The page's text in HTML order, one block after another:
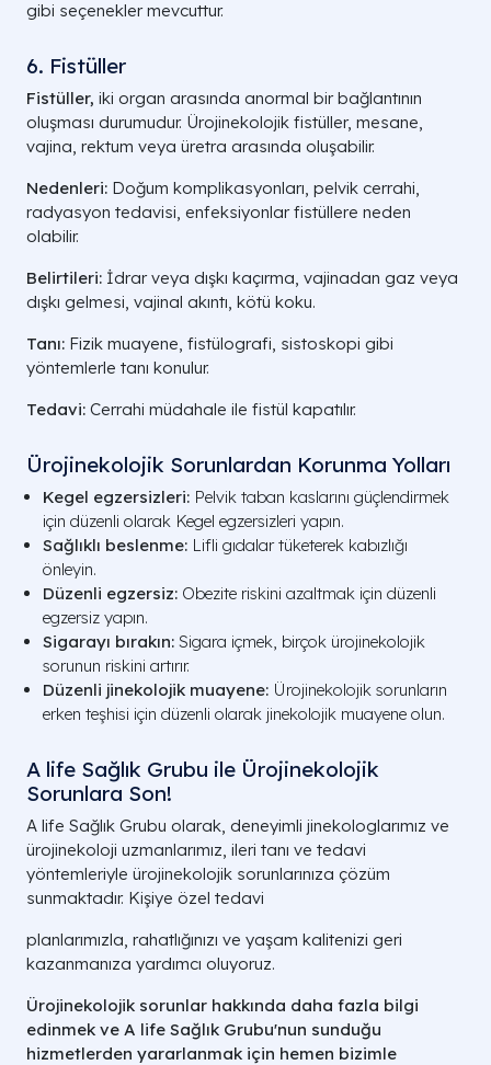
gibi seçenekler mevcuttur.
6. Fistüller
Fistüller, iki organ arasında anormal bir bağlantının
oluşması durumudur. Ürojinekolojik fistüller, mesane,
vajina, rektum veya üretra arasında oluşabilir.
Nedenleri: Doğum komplikasyonları, pelvik cerrahi,
radyasyon tedavisi, enfeksiyonlar fistüllere neden
olabilir.
Belirtileri: İdrar veya dışkı kaçırma, vajinadan gaz veya
dışkı gelmesi, vajinal akıntı, kötü koku.
Tanı: Fizik muayene, fistülografi, sistoskopi gibi
yöntemlerle tanı konulur.
Tedavi: Cerrahi müdahale ile fistül kapatılır.
Ürojinekolojik Sorunlardan Korunma Yolları
Kegel egzersizleri: Pelvik taban kaslarını güçlendirmek
için düzenli olarak Kegel egzersizleri yapın.
Sağlıklı beslenme: Lifli gıdalar tüketerek kabızlığı
önleyin.
Düzenli egzersiz: Obezite riskini azaltmak için düzenli
egzersiz yapın.
Sigarayı bırakın: Sigara içmek, birçok ürojinekolojik
sorunun riskini artırır.
Düzenli jinekolojik muayene: Ürojinekolojik sorunların
erken teşhisi için düzenli olarak jinekolojik muayene olun.
A life Sağlık Grubu ile Ürojinekolojik
Sorunlara Son!
A life Sağlık Grubu olarak, deneyimli jinekologlarımız ve
ürojinekoloji uzmanlarımız, ileri tanı ve tedavi
yöntemleriyle ürojinekolojik sorunlarınıza çözüm
sunmaktadır. Kişiye özel tedavi
planlarımızla, rahatlığınızı ve yaşam kalitenizi geri
kazanmanıza yardımcı oluyoruz.
Ürojinekolojik sorunlar hakkında daha fazla bilgi
edinmek ve A life Sağlık Grubu'nun sunduğu
hizmetlerden yararlanmak için hemen bizimle